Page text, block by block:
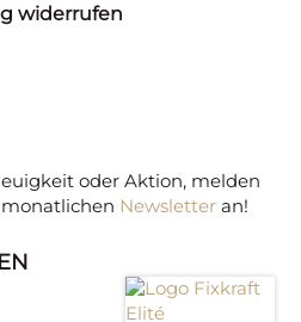
widerrufen
oder Aktion, melden
Newsletteran!